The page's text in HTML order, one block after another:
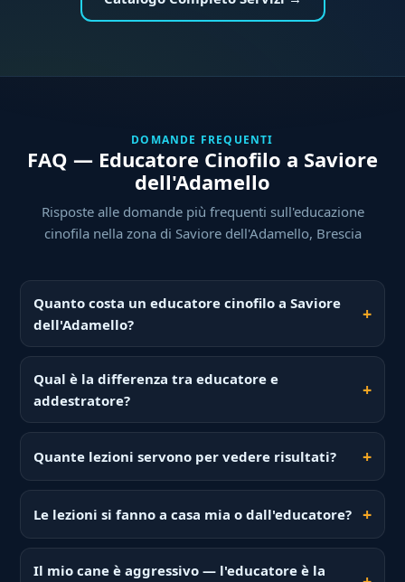
DOMANDE FREQUENTI
FAQ — Educatore Cinofilo a Saviore
dell'Adamello
Risposte alle domande più frequenti sull'educazione
cinofila nella zona di Saviore dell'Adamello, Brescia
Quanto costa un educatore cinofilo a Saviore
dell'Adamello?
Qual è la differenza tra educatore e
addestratore?
Quante lezioni servono per vedere risultati?
Le lezioni si fanno a casa mia o dall'educatore?
Il mio cane è aggressivo — l'educatore è la